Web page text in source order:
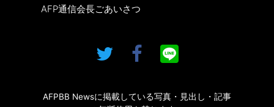
AFP通信会長ごあいさつ
AFPBB Newsに掲載している写真・見出し・記事